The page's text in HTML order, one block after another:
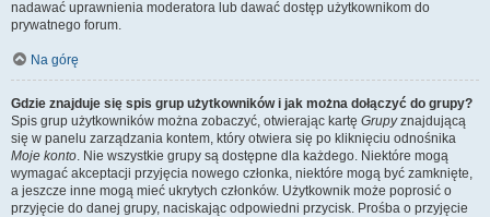
nadawać uprawnienia moderatora lub dawać dostęp użytkownikom do
prywatnego forum.
Na górę
Gdzie znajduje się spis grup użytkowników i jak można dołączyć do grupy?
Spis grup użytkowników można zobaczyć, otwierając kartę Grupyznajdującą
się w panelu zarządzania kontem, który otwiera się po kliknięciu odnośnika
Moje konto. Nie wszystkie grupy są dostępne dla każdego. Niektóre mogą
wymagać akceptacji przyjęcia nowego członka, niektóre mogą być zamknięte,
a jeszcze inne mogą mieć ukrytych członków. Użytkownik może poprosić o
przyjęcie do danej grupy, naciskając odpowiedni przycisk. Prośba o przyjęcie